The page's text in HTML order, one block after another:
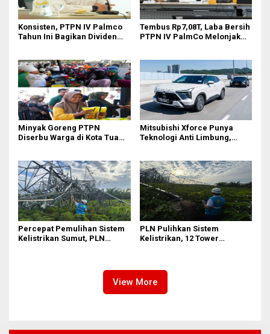
Konsisten, PTPN IV Palmco
Tahun Ini Bagikan Dividen
Tembus Rp7,08T, Laba Bersih
PTPN IV PalmCo Melonjak
Efisiensi
Minyak Goreng PTPN
Diserbu Warga di Kota Tua
Mitsubishi Xforce Punya
Teknologi Anti Limbung,
Percepat Pemulihan Sistem
Kelistrikan Sumut, PLN
PLN Pulihkan Sistem
Kelistrikan, 12 Tower
View More